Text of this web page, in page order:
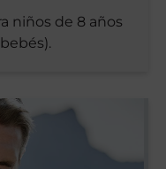
niños de 8 años